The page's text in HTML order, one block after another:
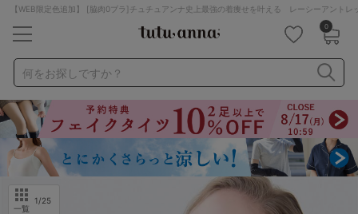
【WEB限定色追加】 [脇肉0ブラ]チュチュアンナ史上最強の着痩せを叶える レーシーアントレ
0
何をお探しですか？
ナイトブラ ノンワイヤー 特盛ブラ
チューブトップ
折り畳み
パジャマ ストッキング
キャミソール
ルームウェア
アームカバー
一覧
1/25